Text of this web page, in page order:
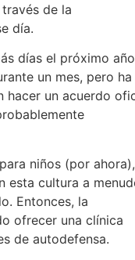
de la
día.
días el próximo
un mes, pero ha
hacer un acuerdo
niños (por ahora),
esta cultura a
Entonces, la
ofrecer una clínica
de autodefensa.